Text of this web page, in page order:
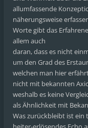
allumfassende
näherungsweise
Worte gibt das
allem auch
daran, dass es nicht
um den Grad des
welchen man hier
nicht mit bekannten
weshalb es keine
als Ähnlichkeit mit
Was zurückbleibt ist ein